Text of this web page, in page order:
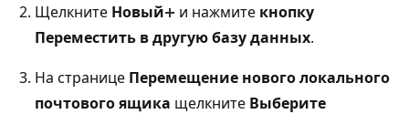
Щелкните Новый и нажмите кнопку
Переместить в другую базу данных.
На странице Перемещение нового локального
почтового ящика щелкните Выберите